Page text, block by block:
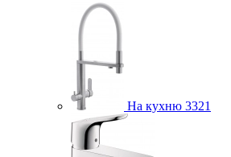
На кухню 3321